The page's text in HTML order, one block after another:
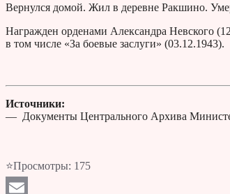
Вернулся домой. Жил в деревне Ракшино.
Награжден орденами Александра Невского
в том числе «За боевые заслуги» (03.12.1943).
Источники:
— Документы Центрального Архива
⭐Просмотры: 175